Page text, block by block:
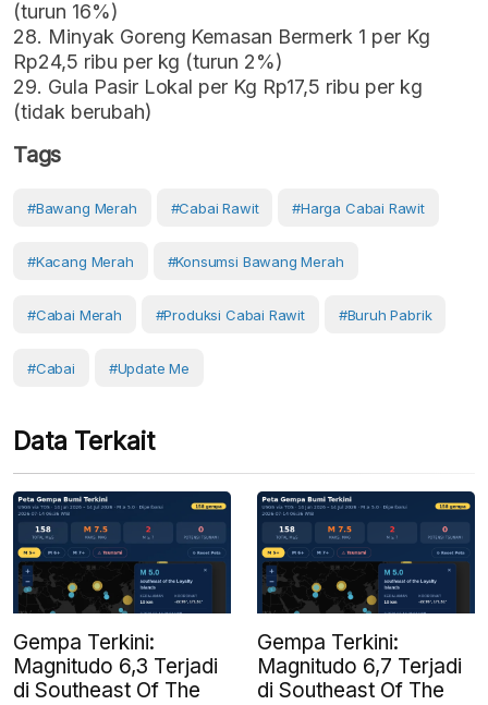
(turun 16%)
28. Minyak Goreng Kemasan Bermerk 1 per Kg
Rp24,5 ribu per kg (turun 2%)
29. Gula Pasir Lokal per Kg Rp17,5 ribu per kg
(tidak berubah)
Tags
#bawang Merah #Cabai Rawit #harga Cabai Rawit
#Kacang Merah #konsumsi Bawang Merah
#cabai Merah #produksi Cabai Rawit #Buruh Pabrik
#Cabai #Update Me
Data Terkait
Gempa Terkini:
Magnitudo 6,3 Terjadi
di Southeast Of The
Gempa Terkini:
Magnitudo 6,7 Terjadi
di Southeast Of The